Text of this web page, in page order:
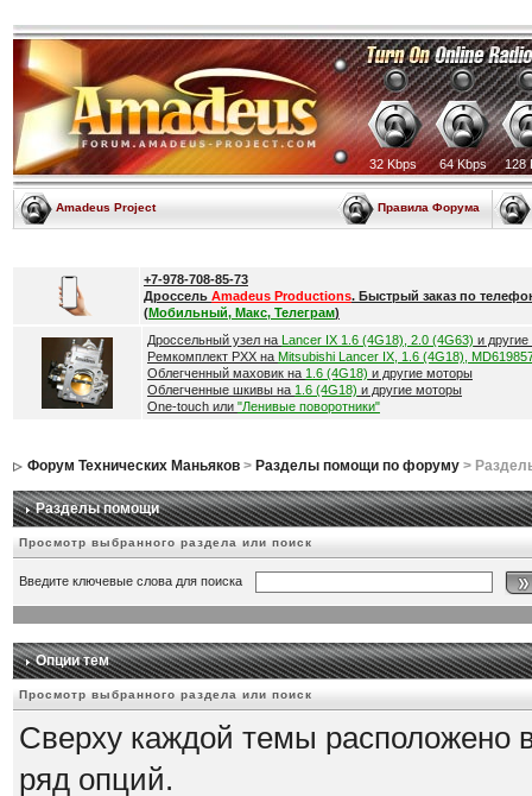
32 Kbps 64 Kbps 128
Amadeus Project Правила Форума
+7-978-708-85-73
Дроссель Amadeus Productions. Быстрый заказ по
(Мобильный, Макс, Телеграм)
Дроссельный узел на Lancer IX 1.6 (4G18), 2.0 (4G63) и
Ремкомплект РХХ на Mitsubishi Lancer IX, 1.6 (4G18),
Облегченный маховик на 1.6 (4G18) и другие моторы
Облегченные шкивы на 1.6 (4G18) и другие моторы
One-touch или "Ленивые поворотники"
Форум Технических Маньяков> Разделы помощи по форуму>
Разделы помощи
Просмотр выбранного раздела или поиск
Введите ключевые слова для поиска
Опции тем
Просмотр выбранного раздела или поиск
Сверху каждой темы
ряд опций.